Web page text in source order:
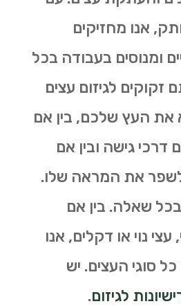
אנו מחזיקים
ומנוסים בעבודה בכל
זקוקים לגיזום עצים
את העץ שלכם, בין אם
גישה ובין אם
לשפר את המראה שלו.
שאלה. בין אם
נוי או דקלים, אנו
סוגי העצים. יש
לגיזום.